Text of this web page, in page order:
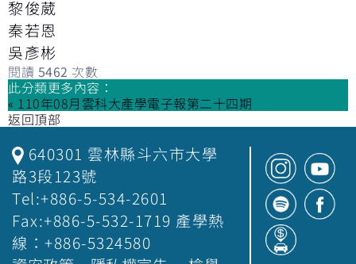
黎俊葳
秦若恩
吳彥彬
閱讀 5462 次數
此分類更多內容：
« 110年08月雲科大產學電子報第二十四期
返回頂部
640301 雲林縣斗六市大學
路3段123號
Tel:+886-5-534-2601
Fax:+886-5-532-1719 產學熱
線：+886-5324580